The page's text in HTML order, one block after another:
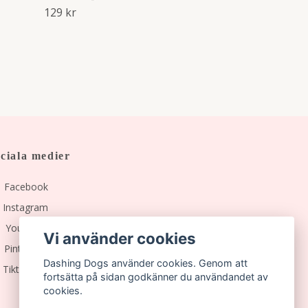
129 kr
medier
Facebook
Instagram
YouTube
Pinterest
Tiktok
Vi använder cookies
Dashing Dogs använder cookies. Genom att
fortsätta på sidan godkänner du användandet av
cookies.